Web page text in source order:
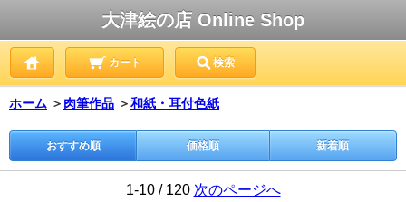
大津絵の店 Online Shop
カート 検索
ホーム ＞ 肉筆作品 ＞和紙・耳付色紙
おすすめ順 価格順 新着順
1-10 / 120 次のページへ